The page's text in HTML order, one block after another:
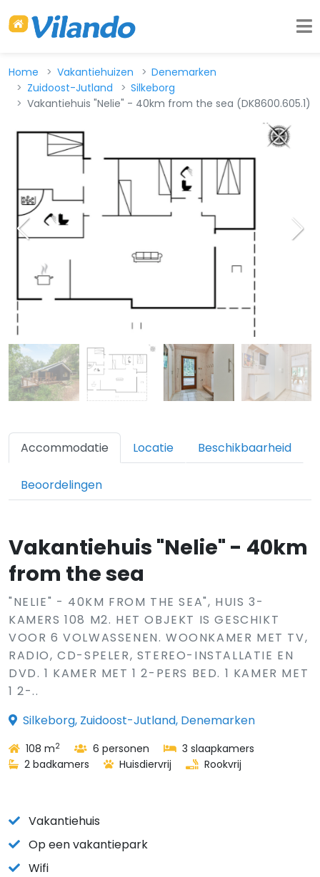
Home Vakantiehuizen
Denemarken
Zuidoost-Jutland
Silkeborg
Vakantiehuis "Nelie" - 40km from the sea (DK8600.605.1)
Accommodatie Locatie Beschikbaarheid
Beoordelingen
Vakantiehuis "Nelie" - 40km
from the sea
"NELIE" - 40KM FROM THE SEA", HUIS 3-
KAMERS 108 M2. HET OBJEKT IS GESCHIKT
VOOR 6 VOLWASSENEN. WOONKAMER MET TV,
RADIO, CD-SPELER, STEREO-INSTALLATIE EN
DVD. 1 KAMER MET 1 2-PERS BED. 1 KAMER MET
1 2-..
Silkeborg, Zuidoost-Jutland, Denemarken
108 m2 6 personen
3 slaapkamers
2 badkamers
Huisdiervrij Rookvrij
Vakantiehuis
Op een vakantiepark
Wifi